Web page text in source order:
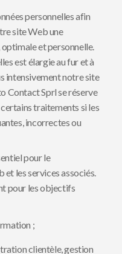
personnelles afin
site Web une
et personnelle.
est élargie au fur et à
intensivement notre site
Contact Sprl se réserve
traitements si les
incorrectes ou
pour le
les services associés.
pour les objectifs
;
clientèle, gestion